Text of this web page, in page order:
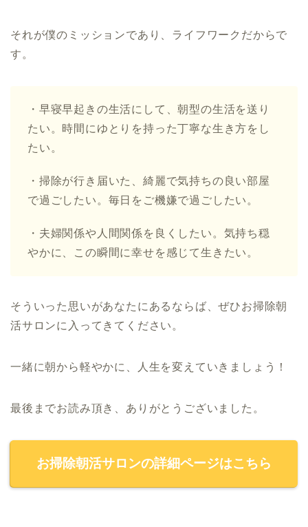
それが僕のミッションであり、ライフワークだからで
す。
・早寝早起きの生活にして、朝型の生活を送り
たい。時間にゆとりを持った丁寧な生き方をし
たい。
・掃除が行き届いた、綺麗で気持ちの良い部屋
で過ごしたい。毎日をご機嫌で過ごしたい。
・夫婦関係や人間関係を良くしたい。気持ち穏
やかに、この瞬間に幸せを感じて生きたい。
そういった思いがあなたにあるならば、ぜひお掃除朝
活サロンに入ってきてください。
一緒に朝から軽やかに、人生を変えていきましょう！
最後までお読み頂き、ありがとうございました。
お掃除朝活サロンの詳細ページはこちら